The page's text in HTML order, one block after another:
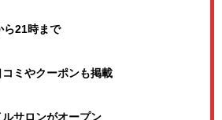
ら21時まで
ミやクーポンも掲載
サロンがオープン